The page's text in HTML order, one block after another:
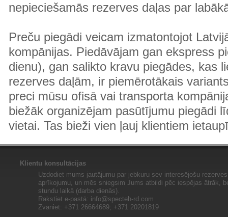
nepieciešamās rezerves daļas par
Preču piegādi veicam izmatontojot
kompānijas. Piedāvājam gan ekspress
dienu), gan salikto kravu piegādes, kas
rezerves daļām, ir piemērotākais
preci mūsu ofisā vai transporta
biežāk organizējam pasūtījumu piegādi
vietai. Tas bieži vien ļauj klientiem
Klientu konsultācijas
Uzdodiet mums jautājumu par jebkuru sev interesējošu
aprīkojumu, un mēs sniegsim Jums atbildi pēc iespējas ātrāk,
stundu laikā (darba dienās).
Rakstiet e-pastā: info@specteh-rd.com
Zvaniet: +371 26664689; +371 20201819